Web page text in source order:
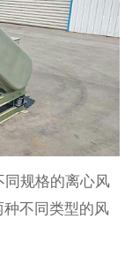
规格的离心风
不同类型的风